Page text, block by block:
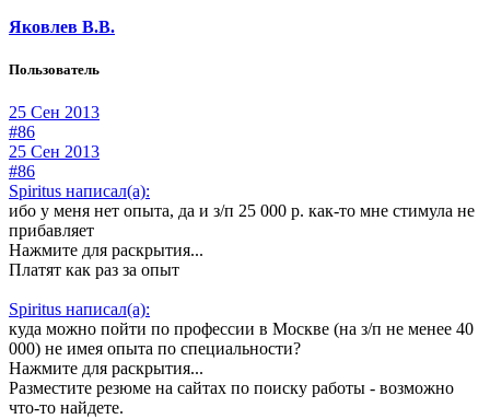
Яковлев В.В.
Пользователь
25 Сен 2013
#86
25 Сен 2013
#86
Spiritus написал(а):
ибо у меня нет опыта, да и з/п 25 000 р. как-то мне стимула не
прибавляет
Нажмите для раскрытия...
Платят как раз за опыт
Spiritus написал(а):
куда можно пойти по профессии в Москве (на з/п не менее 40
000) не имея опыта по специальности?
Нажмите для раскрытия...
Разместите резюме на сайтах по поиску работы - возможно
что-то найдете.